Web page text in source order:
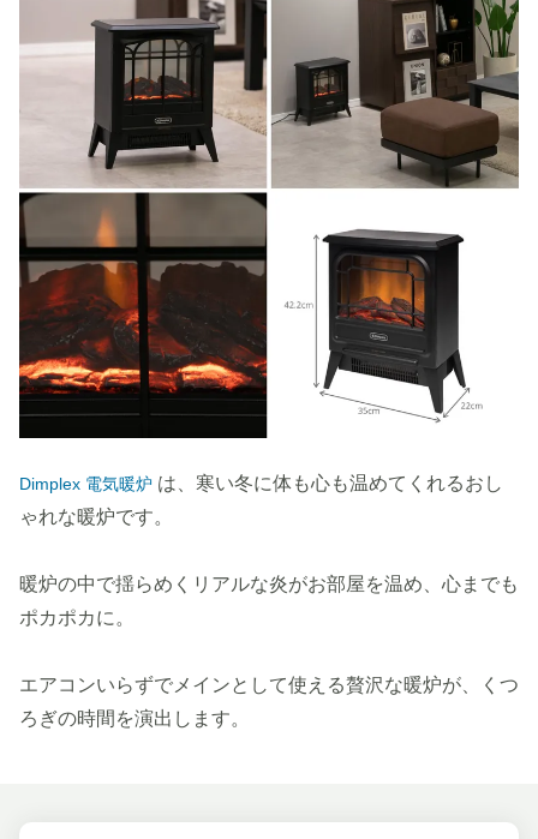
Dimplex 電気暖炉 は、寒い冬に体も心も温めてくれるおし
ゃれな暖炉です。
暖炉の中で揺らめくリアルな炎がお部屋を温め、心までも
ポカポカに。
エアコンいらずでメインとして使える贅沢な暖炉が、くつ
ろぎの時間を演出します。